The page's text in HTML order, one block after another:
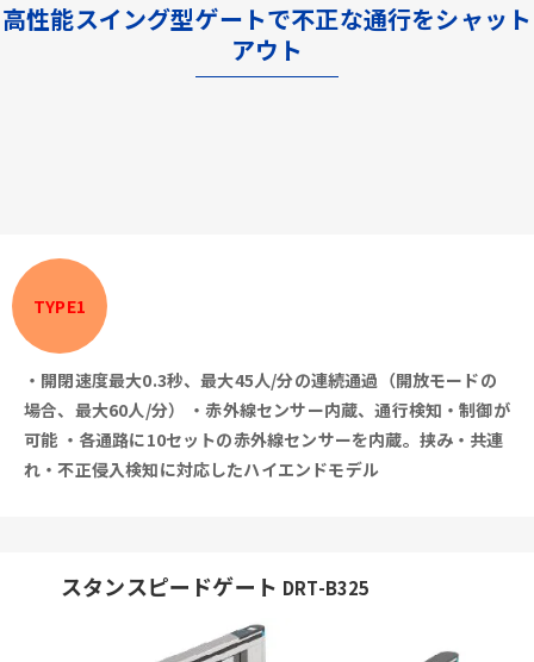
高性能スイング型ゲートで不正な通行をシャット
アウト
TYPE1
・開閉速度最大0.3秒、最大45人/分の連続通過（開放モードの
場合、最大60人/分）
・赤外線センサー内蔵、通行検知・制御が
可能 ・各通路に10セットの赤外線センサーを内蔵。挟み・共連
れ・不正侵入検知に対応したハイエンドモデル
スタンスピードゲート DRT-B325